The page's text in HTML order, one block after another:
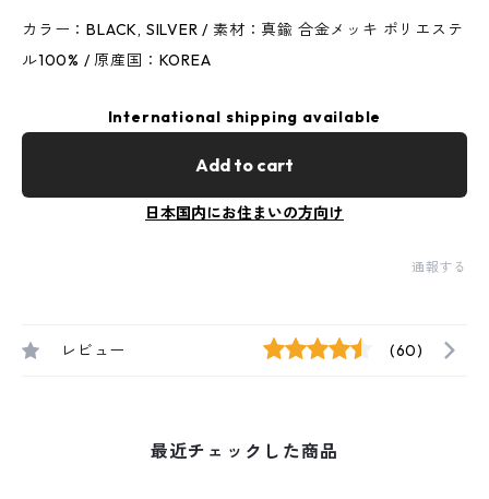
カラー：BLACK, SILVER / 素材：真鍮 合金メッキ ポリエステ
ル100% / 原産国：KOREA
International shipping available
Add to cart
日本国内にお住まいの方向け
通報する
レビュー (60)
最近チェックした商品